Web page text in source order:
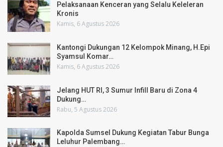
Pelaksanaan Kenceran yang Selalu Keleleran
Kronis
Kamis, 6 Agustus 2026
Kantongi Dukungan 12 Kelompok Minang, H.Epi
Syamsul Komar…
Kamis, 6 Agustus 2026
Jelang HUT RI, 3 Sumur Infill Baru di Zona 4
Dukung…
Rabu, 5 Agustus 2026
Kapolda Sumsel Dukung Kegiatan Tabur Bunga
Leluhur Palembang…